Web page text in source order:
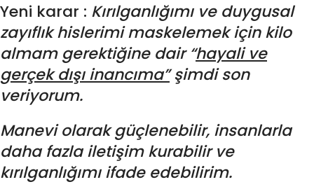
Yeni karar : Kırılganlığımı ve duygusal
zayıflık hislerimi maskelemek için kilo
almam gerektiğine dair “hayali ve
gerçek dışı inancıma”şimdi son
veriyorum.
Manevi olarak güçlenebilir, insanlarla
daha fazla iletişim kurabilir ve
kırılganlığımı ifade edebilirim.